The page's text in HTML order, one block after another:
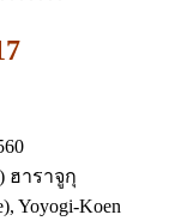
ฮาราจูกุ
Yoyogi-Koen